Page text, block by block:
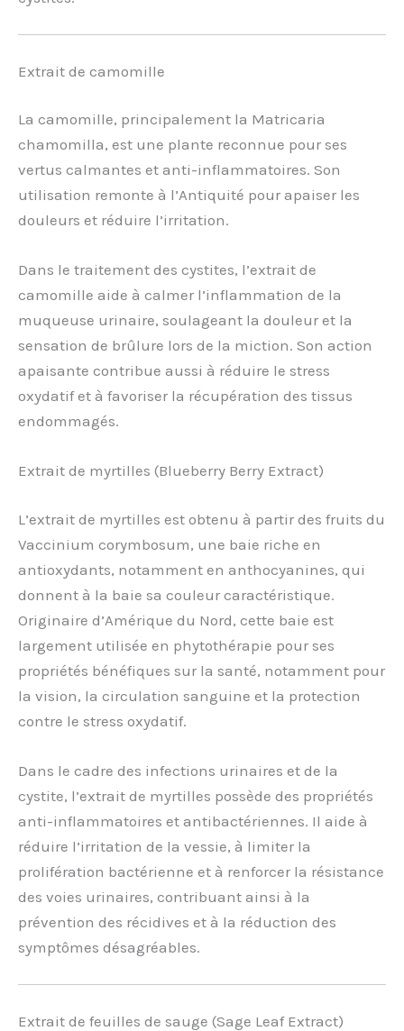
Extrait de camomille
La camomille, principalement la Matricaria
chamomilla, est une plante reconnue pour ses
vertus calmantes et anti-inflammatoires. Son
utilisation remonte à l’Antiquité pour apaiser les
douleurs et réduire l’irritation.
Dans le traitement des cystites, l’extrait de
camomille aide à calmer l’inflammation de la
muqueuse urinaire, soulageant la douleur et la
sensation de brûlure lors de la miction. Son action
apaisante contribue aussi à réduire le stress
oxydatif et à favoriser la récupération des tissus
endommagés.
Extrait de myrtilles (Blueberry Berry Extract)
L’extrait de myrtilles est obtenu à partir des fruits du
Vaccinium corymbosum, une baie riche en
antioxydants, notamment en anthocyanines, qui
donnent à la baie sa couleur caractéristique.
Originaire d’Amérique du Nord, cette baie est
largement utilisée en phytothérapie pour ses
propriétés bénéfiques sur la santé, notamment pour
la vision, la circulation sanguine et la protection
contre le stress oxydatif.
Dans le cadre des infections urinaires et de la
cystite, l’extrait de myrtilles possède des propriétés
anti-inflammatoires et antibactériennes. Il aide à
réduire l’irritation de la vessie, à limiter la
prolifération bactérienne et à renforcer la résistance
des voies urinaires, contribuant ainsi à la
prévention des récidives et à la réduction des
symptômes désagréables.
Extrait de feuilles de sauge (Sage Leaf Extract)